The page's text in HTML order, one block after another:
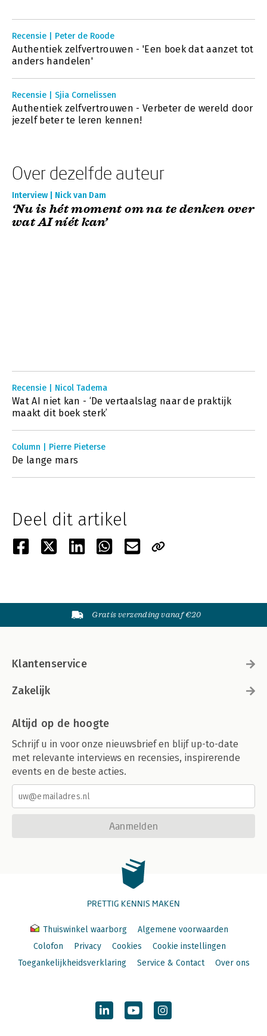
Recensie | Peter de Roode
Authentiek zelfvertrouwen - 'Een boek dat aanzet tot
anders handelen'
Recensie | Sjia Cornelissen
Authentiek zelfvertrouwen - Verbeter de wereld door
jezelf beter te leren kennen!
Over dezelfde auteur
Interview | Nick van Dam
‘Nu is hét moment om na te denken over
wat AI níét kan’
Recensie | Nicol Tadema
Wat AI niet kan - ‘De vertaalslag naar de praktijk
maakt dit boek sterk’
Column | Pierre Pieterse
De lange mars
Deel dit artikel
Gratis verzending vanaf €20
Klantenservice
Zakelijk
Altijd op de hoogte
Schrijf u in voor onze nieuwsbrief en blijf up-to-date
met relevante interviews en recensies, inspirerende
events en de beste acties.
Aanmelden
PRETTIG KENNIS MAKEN
Thuiswinkel waarborg
Algemene voorwaarden
Colofon
Privacy Cookies
Cookie instellingen
Toegankelijkheidsverklaring
Service & Contact Over ons